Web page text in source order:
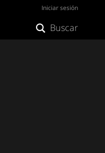
Iniciar sesión
Buscar